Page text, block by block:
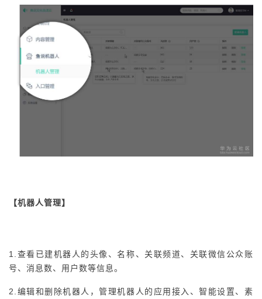
【机器人管理】
1.查看已建机器人的头像、名称、关联频道、关联微信公众账
号、消息数、用户数等信息。
2.编辑和删除机器人，管理机器人的应用接入、智能设置、素